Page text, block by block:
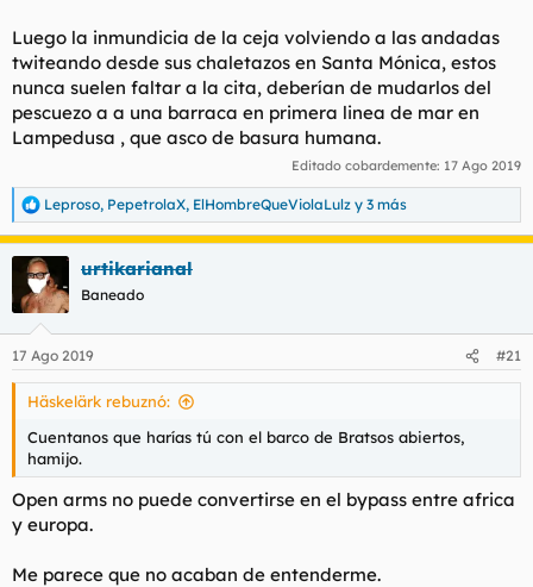
Luego la inmundicia de la ceja volviendo a las andadas
twiteando desde sus chaletazos en Santa Mónica, estos
nunca suelen faltar a la cita, deberían de mudarlos del
pescuezo a a una barraca en primera linea de mar en
Lampedusa , que asco de basura humana.
Editado cobardemente: 17 Ago 2019
R
e
a
c
i
e
s
Leproso, PepetrolaX, ElHombreQueViolaLulz y 3 más
urtikarianal
Baneado
17 Ago 2019 #21
Häskelärk rebuznó:
Cuentanos que harías tú con el barco de Bratsos abiertos,
hamijo.
Open arms no puede convertirse en el bypass entre africa
y europa.
Me parece que no acaban de entenderme.